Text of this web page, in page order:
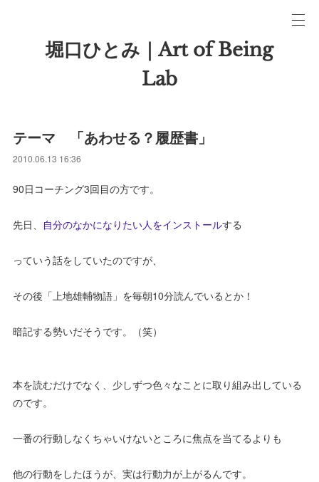
堀口ひとみ｜Art of Being
Lab
テーマ 「あわせる？履歴書」
2010.06.13 16:36
90日コーチング3回目の方です。
先日、 自分のなかになりたい人をインストールする
っていう話をしていたのですが、
その後「上地雄輔物語」を毎朝10分読んでいるとか！
暗記する勢いだそうです。（笑）
本を読むだけでなく、少しずつ色々なことに取り組み出している
のです。
一番の行動しなくちゃいけないところに焦点を当てるよりも
他の行動をしたほうが、実は行動力が上がるんです。